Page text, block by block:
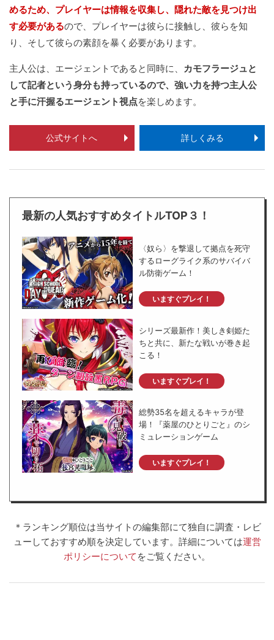
めるため、プレイヤーは情報を収集し、隠れた敵を見つけ出
す必要があるので、プレイヤーは彼らに接触し、彼らを知
り、そして彼らの素顔を暴く必要があります。
主人公は、エージェントであると同時に、 カモフラージュと
して記者という身分も持っているので、強い力を持つ主人公
と手に汗握るエージェント視点を楽しめます。
公式サイトへ 詳しくみる
最新の人気おすすめタイトルTOP３！
〈奴ら〉を撃退して拠点を死守
するローグライク系のサバイバ
ル防衛ゲーム！
いますぐプレイ！
シリーズ最新作！美しき剣姫た
ちと共に、新たな戦いが巻き起
こる！
いますぐプレイ！
総勢35名を超えるキャラが登
場！『薬屋のひとりごと』のシ
ミュレーションゲーム
いますぐプレイ！
＊ランキング順位は当サイトの編集部にて独自に調査・レビ
ューしておすすめ順を決定しています。 詳細については運営
ポリシーについて をご覧ください。